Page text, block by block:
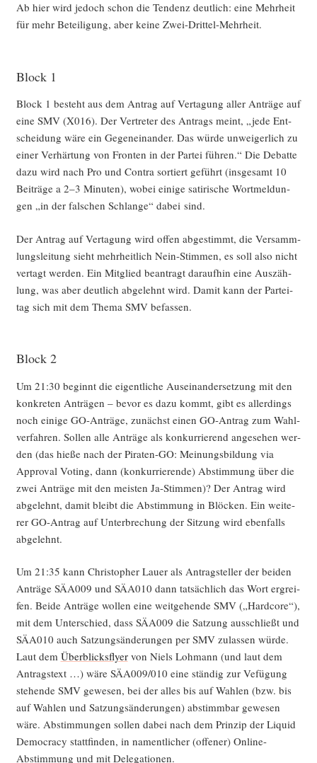
Ab hier wird jedoch schon die Ten­denz deut­lich: eine Mehr­heit
für mehr Betei­li­gung, aber kei­ne Zwei-Drittel-Mehrheit.
Block 1
Block 1 besteht aus dem Antrag auf Ver­ta­gung aller Anträ­ge auf
eine SMV (X016). Der Ver­tre­ter des Antrags meint, „jede Ent­
schei­dung wäre ein Gegen­ein­an­der. Das wür­de unwei­ger­lich zu
einer Ver­här­tung von Fron­ten in der Par­tei füh­ren.“ Die Debat­te
dazu wird nach Pro und Con­tra sor­tiert geführt (ins­ge­samt 10
Bei­trä­ge a 2–3 Minu­ten), wobei eini­ge sati­ri­sche Wort­mel­dun­
gen „in der fal­schen Schlan­ge“ dabei sind.
Der Antrag auf Ver­ta­gung wird offen abge­stimmt, die Ver­samm­
lungs­lei­tung sieht mehr­heit­lich Nein-Stim­men, es soll also nicht
ver­tagt wer­den. Ein Mit­glied bean­tragt dar­auf­hin eine Aus­zäh­
lung, was aber deut­lich abge­lehnt wird. Damit kann der Par­tei­
tag sich mit dem The­ma SMV befassen.
Block 2
Um 21:30 beginnt die eigent­li­che Aus­ein­an­der­set­zung mit den
kon­kre­ten Anträ­gen – bevor es dazu kommt, gibt es aller­dings
noch eini­ge GO-Anträ­ge, zunächst einen GO-Antrag zum Wahl­
ver­fah­ren. Sol­len alle Anträ­ge als kon­kur­rie­rend ange­se­hen wer­
den (das hie­ße nach der Pira­ten-GO: Mei­nungs­bil­dung via
Appr­oval Voting, dann (kon­kur­rie­ren­de) Abstim­mung über die
zwei Anträ­ge mit den meis­ten Ja-Stim­men)? Der Antrag wird
abge­lehnt, damit bleibt die Abstim­mung in Blö­cken. Ein wei­te­
rer GO-Antrag auf Unter­bre­chung der Sit­zung wird eben­falls
abgelehnt.
Um 21:35 kann Chris­to­pher Lau­er als Antrag­stel­ler der bei­den
Anträ­ge SÄA009 und SÄA010 dann tat­säch­lich das Wort ergrei­
fen. Bei­de Anträ­ge wol­len eine weit­ge­hen­de SMV („Hard­core“),
mit dem Unter­schied, dass SÄA009 die Sat­zung aus­schließt und
SÄA010 auch Sat­zungs­än­de­run­gen per SMV zulas­sen wür­de.
Laut dem Über­blicks­fly­ervon Niels Loh­mann (und laut dem
Antrags­text …) wäre SÄA009/010 eine stän­dig zur Vefü­gung
ste­hen­de SMV gewe­sen, bei der alles bis auf Wah­len (bzw. bis
auf Wah­len und Sat­zungs­än­de­run­gen) abstimm­bar gewe­sen
wäre. Abstim­mun­gen sol­len dabei nach dem Prin­zip der Liquid
Demo­cra­cy statt­fin­den, in nament­li­cher (offe­ner) Online-
Abstim­mung und mit Delegationen.